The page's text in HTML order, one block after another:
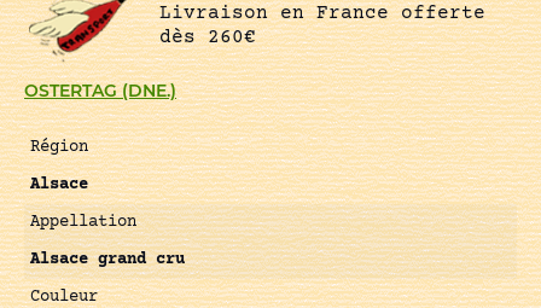
OSTERTAG (DNE.)
Région
Alsace
Appellation
Alsace grand cru
Couleur
Livraison en France offerte
dès 260€